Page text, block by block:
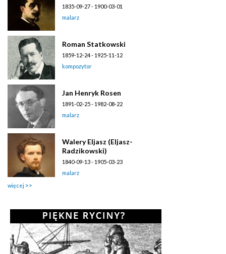
1835-09-27 - 1900-03-01
malarz
Roman Statkowski
1859-12-24 - 1925-11-12
kompozytor
Jan Henryk Rosen
1891-02-25 - 1982-08-22
malarz
Walery Eljasz (Eljasz-
Radzikowski)
1840-09-13 - 1905-03-23
malarz
więcej